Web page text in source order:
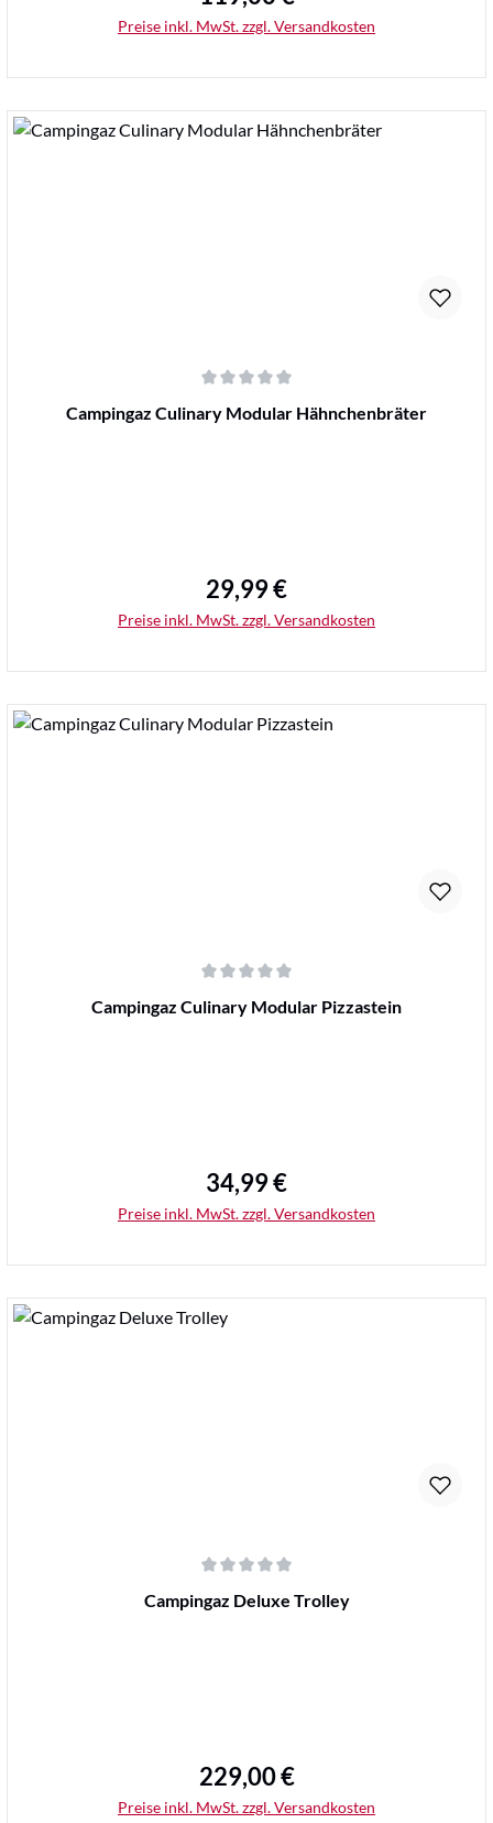
Preise inkl. MwSt. zzgl. Versandkosten
Durchschnittliche Bewertung von 0 von 5 Sternen
Campingaz Culinary Modular Hähnchenbräter
Regulärer Preis:
29,99 €
Preise inkl. MwSt. zzgl. Versandkosten
Durchschnittliche Bewertung von 0 von 5 Sternen
Campingaz Culinary Modular Pizzastein
Regulärer Preis:
34,99 €
Preise inkl. MwSt. zzgl. Versandkosten
Durchschnittliche Bewertung von 0 von 5 Sternen
Campingaz Deluxe Trolley
Regulärer Preis:
229,00 €
Preise inkl. MwSt. zzgl. Versandkosten